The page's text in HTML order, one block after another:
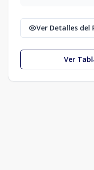
Ver Detalles del
Ver